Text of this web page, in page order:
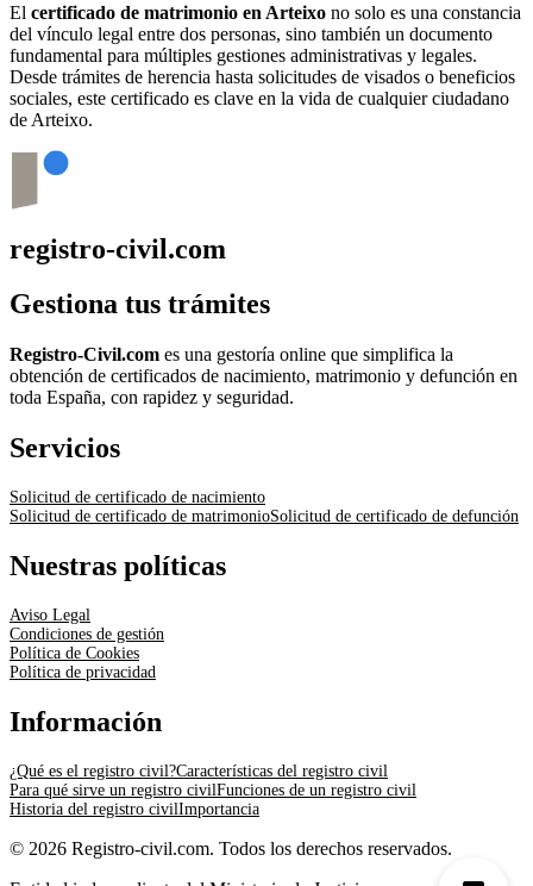
El certificado de matrimonio en Arteixo no solo es una constancia
del vínculo legal entre dos personas, sino también un documento
fundamental para múltiples gestiones administrativas y legales.
Desde trámites de herencia hasta solicitudes de visados o beneficios
sociales, este certificado es clave en la vida de cualquier ciudadano
de Arteixo.
registro-civil.com
Gestiona tus trámites
Registro-Civil.com es una gestoría online que simplifica la
obtención de certificados de nacimiento, matrimonio y defunción en
toda España, con rapidez y seguridad.
Servicios
Solicitud de certificado de nacimiento
Solicitud de certificado de matrimonioSolicitud de certificado de defunción
Nuestras políticas
Aviso Legal
Condiciones de gestión
Política de Cookies
Política de privacidad
Información
¿Qué es el registro civil?Características del registro civil
Para qué sirve un registro civilFunciones de un registro civil
Historia del registro civilImportancia
© 2026 Registro-civil.com. Todos los derechos reservados.